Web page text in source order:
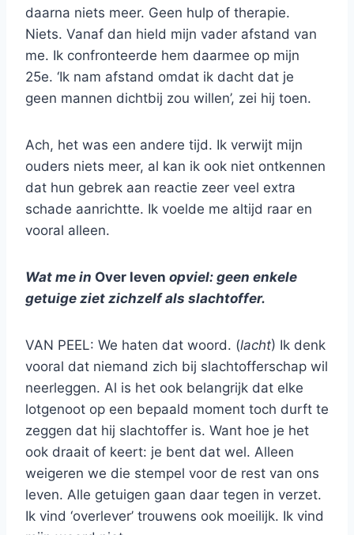
daarna niets meer. Geen hulp of therapie.
Niets. Vanaf dan hield mijn vader afstand van
me. Ik confronteerde hem daarmee op mijn
25e. ‘Ik nam afstand omdat ik dacht dat je
geen mannen dichtbij zou willen’, zei hij toen.
Ach, het was een andere tijd. Ik verwijt mijn
ouders niets meer, al kan ik ook niet ontkennen
dat hun gebrek aan reactie zeer veel extra
schade aanrichtte. Ik voelde me altijd raar en
vooral alleen.
Wat me in Over leven opviel: geen enkele
getuige ziet zichzelf als slachtoffer.
VAN PEEL: We haten dat woord. (lacht) Ik denk
vooral dat niemand zich bij slachtofferschap wil
neerleggen. Al is het ook belangrijk dat elke
lotgenoot op een bepaald moment toch durft te
zeggen dat hij slachtoffer is. Want hoe je het
ook draait of keert: je bent dat wel. Alleen
weigeren we die stempel voor de rest van ons
leven. Alle getuigen gaan daar tegen in verzet.
Ik vind ‘overlever’ trouwens ook moeilijk. Ik vind